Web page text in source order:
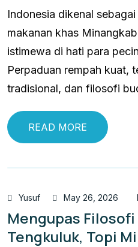
Indonesia dikenal
makanan khas
istimewa di hati para
Perpaduan rempah kuat,
tradisional, dan filosofi
READ MORE
Yusuf May 26, 2026
Mengupas
Tengkuluk, Topi